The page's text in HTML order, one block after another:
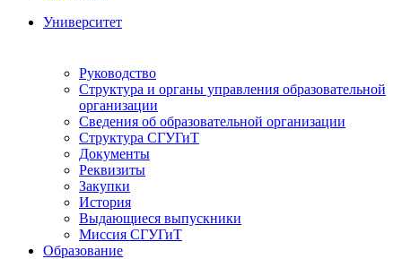
Университет
Руководство
Структура и органы управления образовательной
организации
Сведения об образовательной организации
Структура СГУГиТ
Документы
Реквизиты
Закупки
История
Выдающиеся выпускники
Миссия СГУГиТ
Образование